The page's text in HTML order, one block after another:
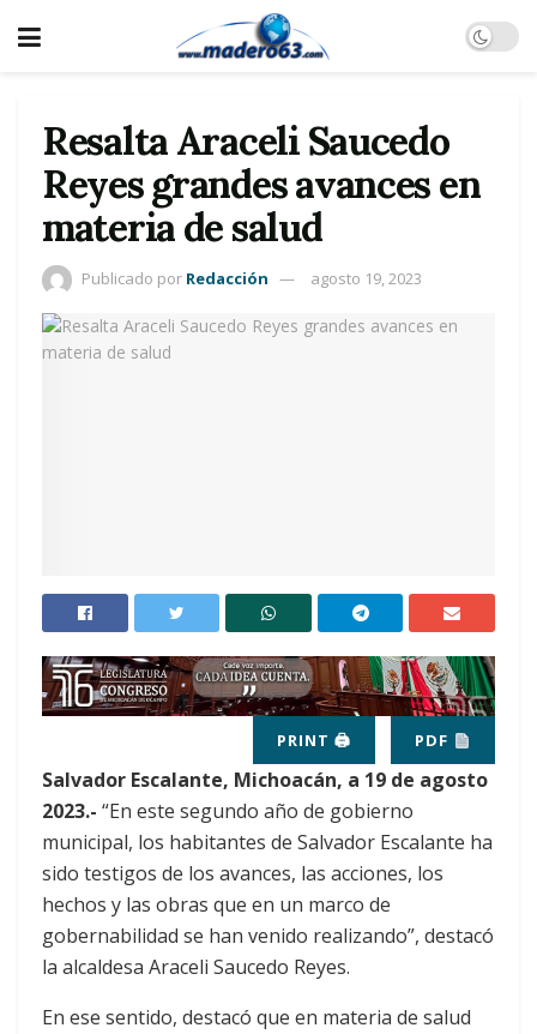
Resalta Araceli Saucedo
Reyes grandes avances en
materia de salud
Publicado por Redacción agosto 19, 2023
PRINT 🖨 PDF
Salvador Escalante, Michoacán, a 19 de agosto
2023.- “En este segundo año de gobierno
municipal, los habitantes de Salvador Escalante ha
sido testigos de los avances, las acciones, los
hechos y las obras que en un marco de
gobernabilidad se han venido realizando”, destacó
la alcaldesa Araceli Saucedo Reyes.
En ese sentido, destacó que en materia de salud